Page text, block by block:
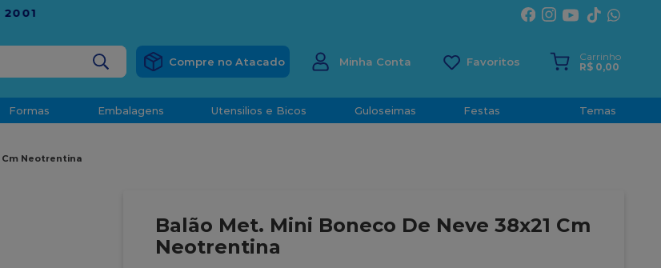
COMPRAS ACIMA DE R$ 1.000,00 PARA O ESPÍRITO SANTO
Minha Conta
Carrinho
R$ 0,00
Formas Embalagens Utensilios e Bicos Guloseimas Festas Temas
Cm Neotrentina
Balão Met. Mini Boneco De Neve 38x21 Cm
Neotrentina